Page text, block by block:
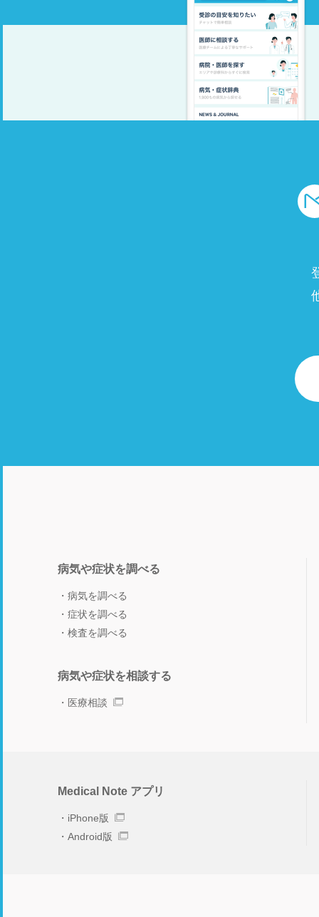
病気や症状を調べる
病気を調べる
症状を調べる
検査を調べる
病気や症状を相談する
医療相談
Medical Note アプリ
iPhone版
Android版